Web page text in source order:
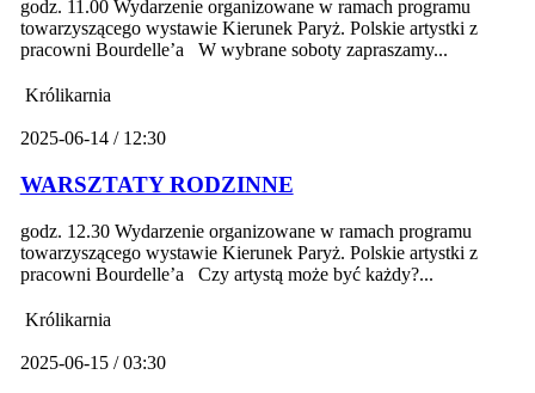
godz. 11.00 Wydarzenie organizowane w ramach programu
towarzyszącego wystawie Kierunek Paryż. Polskie artystki z
pracowni Bourdelle’a W wybrane soboty zapraszamy...
Królikarnia
2025-06-14 / 12:30
WARSZTATY RODZINNE
godz. 12.30 Wydarzenie organizowane w ramach programu
towarzyszącego wystawie Kierunek Paryż. Polskie artystki z
pracowni Bourdelle’a Czy artystą może być każdy?...
Królikarnia
2025-06-15 / 03:30